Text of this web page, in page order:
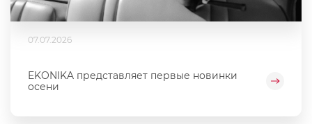
07.07.2026
EKONIKA представляет первые новинки
осени